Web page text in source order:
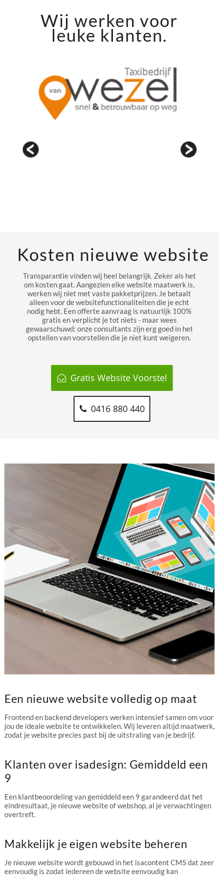
Wij werken voor
leuke klanten.
Kosten nieuwe website
Transparantie vinden wij heel belangrijk. Zeker als het
om kosten gaat. Aangezien elke website maatwerk is,
werken wij niet met vaste pakketprijzen. Je betaalt
alleen voor de websitefunctionaliteiten die je echt
nodig hebt. Een offerte aanvraag is natuurlijk 100%
gratis en verplicht je tot niets - maar wees
gewaarschuwd: onze consultants zijn erg goed in het
opstellen van voorstellen die je niet kunt weigeren.
Gratis Website Voorstel
0416 880 440
Een nieuwe website volledig op maat
Frontend en backend developers werken intensief samen om voor
jou de ideale website te ontwikkelen. Wij leveren altijd maatwerk,
zodat je website precies past bij de uitstraling van je bedrijf.
Klanten over isadesign: Gemiddeld een
9
Een klantbeoordeling van gemiddeld een 9 garandeerd dat het
eindresultaat, je nieuwe website of webshop, al je verwachtingen
overtreft.
Makkelijk je eigen website beheren
Je nieuwe website wordt gebouwd in het isacontent CMS dat zeer
eenvoudig is zodat iedereen de website eenvoudig kan